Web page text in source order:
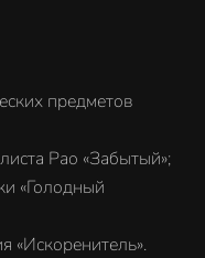
предметов
Рао «Забытый»;
«Голодный